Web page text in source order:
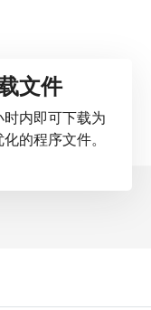
文件
时内即可下载为
的程序文件。